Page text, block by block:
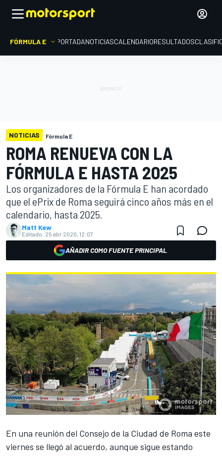
FÓRMULA E PORTADANOTICIASCALENDARIORESULTADOS
NOTICIAS Fórmula E
ROMA RENUEVA CON LA
FÓRMULA E HASTA 2025
Los organizadores de la Fórmula E han acordado
que el ePrix de Roma seguirá cinco años más en el
calendario, hasta 2025.
Matt Kew
Editado: 25 abr 2020, 12:07
AÑADIR COMO FUENTE PRINCIPAL
En una reunión del Consejo de la Ciudad de Roma este
viernes se llegó al acuerdo, aunque sigue estando